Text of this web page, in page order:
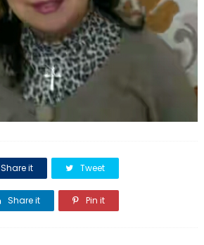
Share it Tweet
Share it Pin it